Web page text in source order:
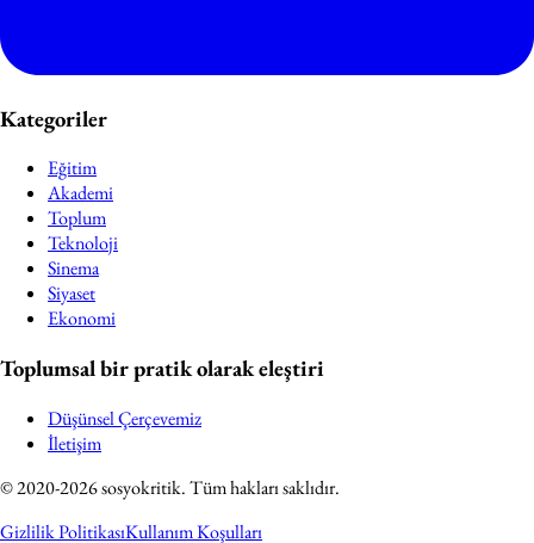
Kategoriler
Eğitim
Akademi
Toplum
Teknoloji
Sinema
Siyaset
Ekonomi
Toplumsal bir pratik olarak eleştiri
Düşünsel Çerçevemiz
İletişim
© 2020-2026 sosyokritik. Tüm hakları saklıdır.
Gizlilik PolitikasıKullanım Koşulları